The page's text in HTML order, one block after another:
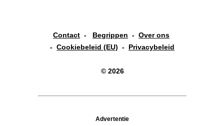
Contact - Begrippen -Over ons
-Cookiebeleid (EU) - Privacybeleid
© 2026
Advertentie